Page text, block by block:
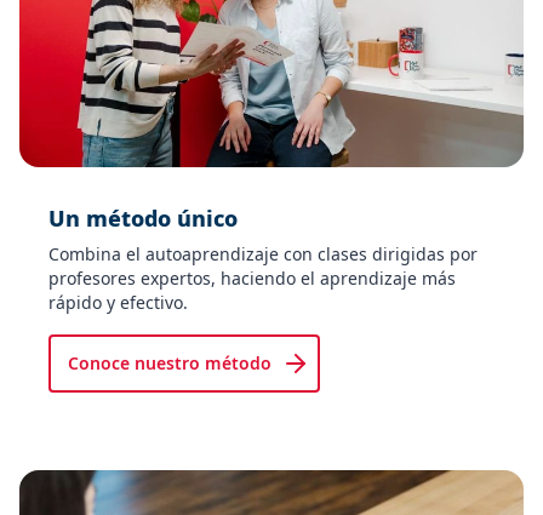
Un método único
Combina el autoaprendizaje con clases dirigidas por
profesores expertos, haciendo el aprendizaje más
rápido y efectivo.
Conoce nuestro método